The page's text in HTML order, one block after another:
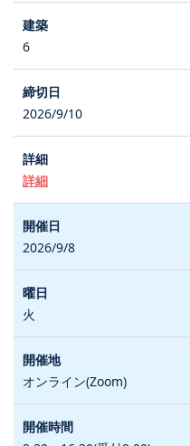
6
2026/9/10
詳細
2026/9/8
火
オンライン(Zoom)